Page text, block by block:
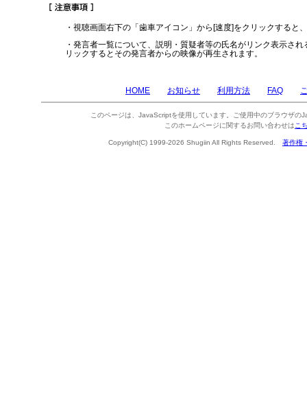
・視聴画面右下の「歯車アイコン」から[速度]をクリックすると
・発言者一覧について、説明・質疑者等の氏名がリンク表示さ
リックするとその発言者からの映像が再生されます。
HOME お知らせ 利用方法 FAQ
このページは、JavaScriptを使用しています。ご使用中のブラウザの
このホームページに関するお問い合わせは こ
Copyright(C) 1999-2026 Shugiin All Rights Reserved. 著作権